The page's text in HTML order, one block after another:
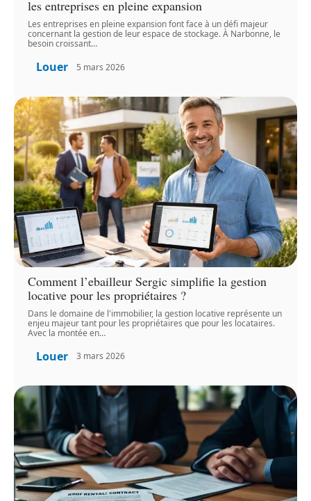
les entreprises en pleine expansion
Les entreprises en pleine expansion font face à un défi majeur
concernant la gestion de leur espace de stockage. À Narbonne, le
besoin croissant…
Louer 5 mars 2026
Comment l’ebailleur Sergic simplifie la gestion
locative pour les propriétaires ?
Dans le domaine de l'immobilier, la gestion locative représente un
enjeu majeur tant pour les propriétaires que pour les locataires.
Avec la montée en…
Louer 3 mars 2026